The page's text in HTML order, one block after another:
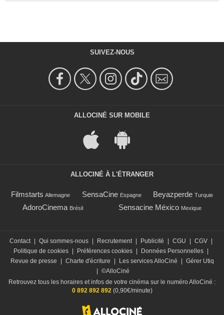
SUIVEZ-NOUS
ALLOCINÉ SUR MOBILE
ALLOCINÉ À L'ÉTRANGER
Filmstarts Allemagne SensaCine Espagne Beyazperde Turquie
AdoroCinema Brésil Sensacine México Mexique
Contact Qui sommes-nous Recrutement Publicité CGU CGV
Politique de cookies
Préférences cookies Données Personnelles
Revue de presse
Charte d'écriture Les services AlloCiné
Gérer Utiq
©AlloCiné
Retrouvez tous les horaires et infos de votre cinéma sur le numéro AlloCiné :
0 892 892 892(0,90€/minute)